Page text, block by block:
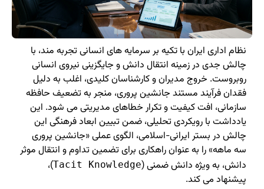
نظام اداری ایران با تکیه بر سرمایه های انسانی تجربه مند، با
چالش جدی در زمینه انتقال دانش و جایگزینی نیروی انسانی
روبروست. خروج مدیران و کارشناسان کلیدی، اغلب به دلیل
فقدان فرآیند مستند جانشین پروری، منجر به تضعیف حافظه
سازمانی، افت کیفیت و تکرار خطاهای مدیریتی می شود. این
یادداشت با رویکردی تحلیلی، ضمن تبیین ابعاد فرهنگی این
چالش در بستر ایرانی-اسلامی، الگوی عملی «جانشین پروری
سه ماهه» را به عنوان راهکاری برای تضمین تداوم و انتقال موثر
دانش، به ویژه دانش ضمنی (Tacit Knowledge)،
پیشنهاد می کند.